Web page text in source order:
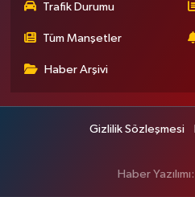
Trafik Durumu
Tüm Manşetler
Haber Arşivi
Gizlilik Sözleşmesi
Haber Yazılımı: